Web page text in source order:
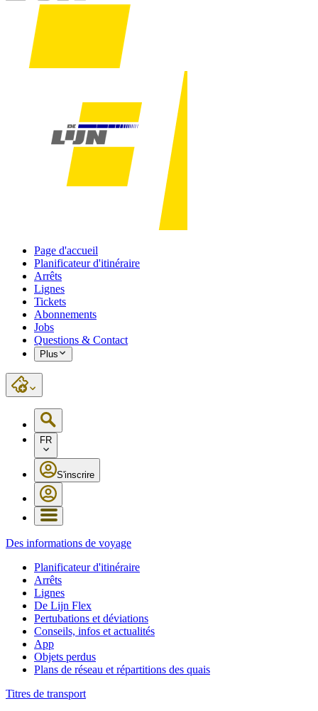
Page d'accueil
Planificateur d'itinéraire
Arrêts
Lignes
Tickets
Abonnements
Jobs
Questions & Contact
Plus
FR
S'inscrire
Des informations de voyage
Planificateur d'itinéraire
Arrêts
Lignes
De Lijn Flex
Pertubations et déviations
Conseils, infos et actualités
App
Objets perdus
Plans de réseau et répartitions des quais
Titres de transport